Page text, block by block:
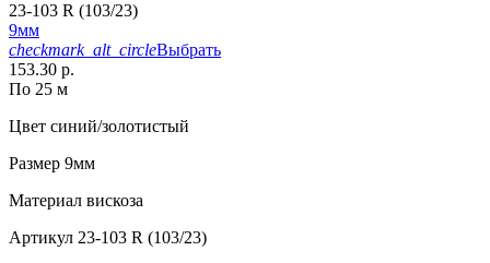
23-103 R (103/23)
9мм
checkmark_alt_circleВыбрать
153.30 р.
По 25 м
Цвет синий/золотистый
Размер 9мм
Материал вискоза
Артикул 23-103 R (103/23)